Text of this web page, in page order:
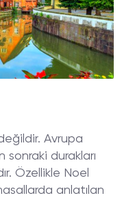
Avrupa
sonraki durakları
Özellikle Noel
anlatılan